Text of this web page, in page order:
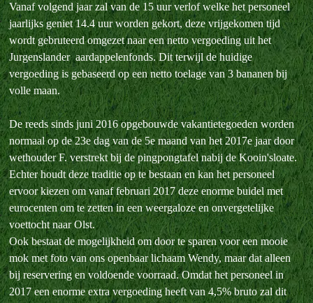
Vanaf volgend jaar zal van de 15 uur verlof welke het personeel
jaarlijks geniet 14.4 uur worden gekort, deze vrijgekomen tijd
wordt gebruteerd omgezet naar een netto vergoeding uit het
Jurgenslander aardappelenfonds. Dit terwijl de huidige
vergoeding is gebaseerd op een netto toelage van 3 bananen bij
volle maan.
De reeds sinds juni 2016 opgebouwde vakantietegoeden worden
normaal op de 23e dag van de 5e maand van het 2017e jaar door
wethouder F. verstrekt bij de pingpongtafel nabij de Kooin'sloate.
Echter houdt deze traditie op te bestaan en kan het personeel
ervoor kiezen om vanaf februari 2017 deze enorme buidel met
eurocenten om te zetten in een weergaloze en onvergetelijke
voettocht naar Olst.
Ook bestaat de mogelijkheid om door te sparen voor een mooie
mok met foto van ons openbaar lichaam Wendy, maar dat alleen
bij reservering en voldoende voorraad. Omdat het personeel in
2017 een enorme extra vergoeding heeft van 4,5% bruto zal dit